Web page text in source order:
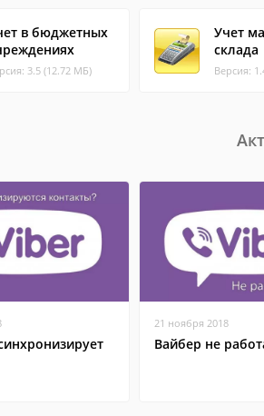
в бюджетных
3.5 (12.72 МБ)
Учет
склада
Версия:
21 ноября 2018
Вайбер не